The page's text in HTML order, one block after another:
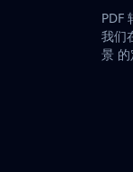
PDF
我们
景 的